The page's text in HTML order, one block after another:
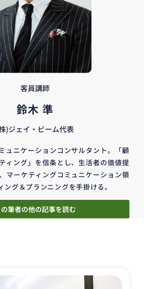
客員講師
鈴木 準
)ジェイ・ビーム代表
ュニケーションコンサルタント。「顧
ィング」を信条とし、生活者の価値提
マーケティングコミュニケーション領
ング＆プランニングを手掛ける。
の筆者の他の記事を読む